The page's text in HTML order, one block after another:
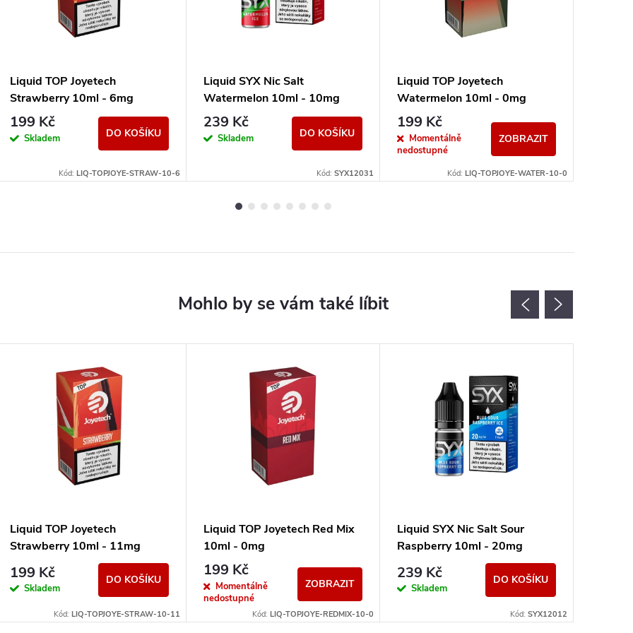
Liquid TOP Joyetech
Strawberry 10ml - 6mg
199 Kč
Skladem DO KOŠÍKU
Kód: LIQ-TOPJOYE-STRAW-10-6
Liquid SYX Nic Salt
Watermelon 10ml - 10mg
239 Kč
Skladem DO KOŠÍKU
Kód: SYX12031
Liquid TOP Joyetech
Watermelon 10ml - 0mg
199 Kč
Momentálně
nedostupné
ZOBRAZIT
Kód: LIQ-TOPJOYE-WATER-10-0
Liquid TOP Joyetech
Strawberry 10ml - 11mg
199 Kč
Skladem
DO KOŠÍKU
Kód: LIQ-TOPJOYE-STRAW-10-11
Liquid TOP Joyetech Red Mix
10ml - 0mg
199 Kč
Momentálně
nedostupné
ZOBRAZIT
Kód: LIQ-TOPJOYE-REDMIX-10-0
Liquid SYX Nic Salt Sour
Raspberry 10ml - 20mg
239 Kč
Skladem
DO KOŠÍKU
Kód: SYX12012